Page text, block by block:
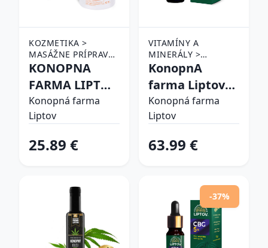
KOZMETIKA >
MASÁŽNE PRÍPRAVKY
> MASÁŽNE KRÉMY
KONOPNA
FARMA LIPTOV
NECHTIKOVY
KREM 50ML
Konopná farma
Liptov
25.89 €
VITAMÍNY A
MINERÁLY >
DOPLNKY VÝŽIVY >
CBD PRODUKTY
KonopnA
farma Liptov
CBD OLEJ 15%
10ml
Konopná farma
Liptov
63.99 €
-37%